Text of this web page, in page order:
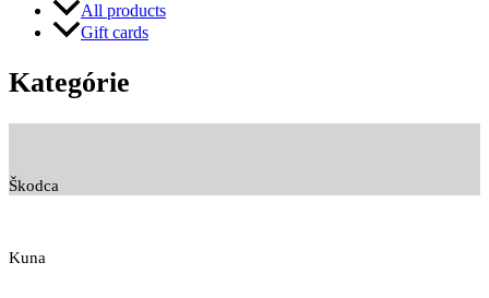
All products
Gift cards
Kategórie
Škodca
Kuna